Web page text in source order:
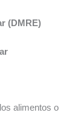
(DMRE)
alimentos o